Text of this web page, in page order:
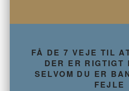
FÅ DE 7 VEJE TIL
DER ER RIGTIGT
SELVOM DU ER
FEJLE